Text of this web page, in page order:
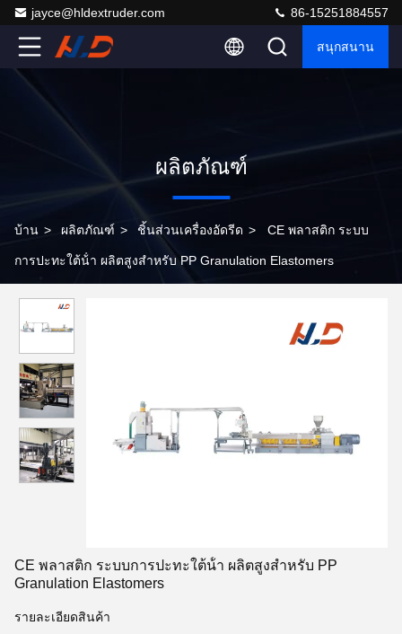
jayce@hldextruder.com 86-15251884557
สนุกสนาน
ผลิตภัณฑ์
บ้าน > ผลิตภัณฑ์ > ชิ้นส่วนเครื่องอัดรีด > CE พลาสติก ระบบ
การปะทะใต้น้ํา ผลิตสูงสําหรับ PP Granulation Elastomers
CE พลาสติก ระบบการปะทะใต้น้ํา ผลิตสูงสําหรับ PP
Granulation Elastomers
รายละเอียดสินค้า